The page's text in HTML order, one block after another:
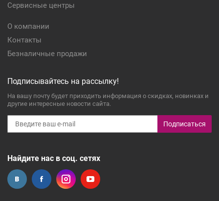
Сервисные центры
О компании
Контакты
Безналичные продажи
Подписывайтесь на рассылку!
На вашу почту будет приходить информация о скидках, новинках и
другие интересные новости сайта.
Подписаться
Найдите нас в соц. сетях